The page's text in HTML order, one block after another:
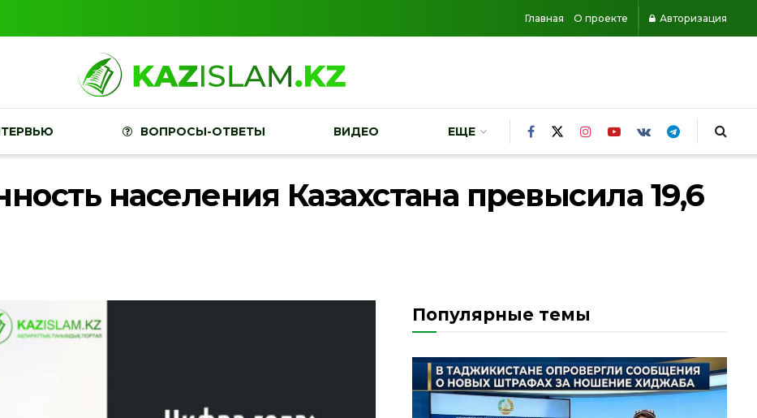
Главная О проекте Авторизация
ВОПРОСЫ-ОТВЕТЫ ВИДЕО ЕЩЕ
населения Казахстана превысила 19,6
Популярные темы